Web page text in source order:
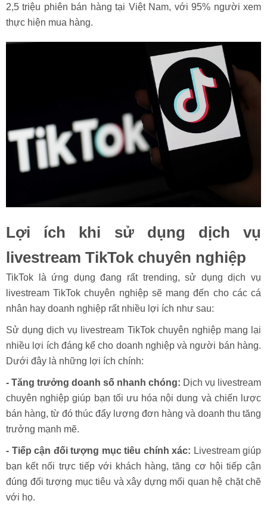
2,5 triệu phiên bán hàng tại Việt Nam, với 95% người xem
thực hiện mua hàng.
Lợi ích khi sử dụng dịch vụ
livestream TikTok chuyên nghiệp
TikTok là ứng dụng đang rất trending, sử dụng dịch vụ
livestream TikTok chuyên nghiệp sẽ mang đến cho các cá
nhân hay doanh nghiệp rất nhiều lợi ích như sau:
Sử dụng dịch vụ livestream TikTok chuyên nghiệp mang lại
nhiều lợi ích đáng kể cho doanh nghiệp và người bán hàng.
Dưới đây là những lợi ích chính:
- Tăng trưởng doanh số nhanh chóng: Dịch vụ livestream
chuyên nghiệp giúp bạn tối ưu hóa nội dung và chiến lược
bán hàng, từ đó thúc đẩy lượng đơn hàng và doanh thu tăng
trưởng mạnh mẽ.
- Tiếp cận đối tượng mục tiêu chính xác: Livestream giúp
bạn kết nối trực tiếp với khách hàng, tăng cơ hội tiếp cận
đúng đối tượng mục tiêu và xây dựng mối quan hệ chặt chẽ
với họ.